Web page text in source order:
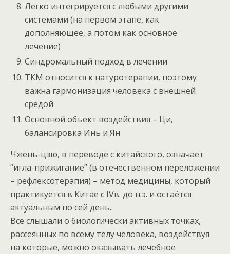
Легко интегрируется с любыми другими
системами (на первом этапе, как
дополняющее, а потом как основное
лечение)
Синдромальный подход в лечении
ТКМ относится к натуротерапии, поэтому
важна гармонизация человека с внешней
средой
Основной объект воздействия – Ци,
балансировка Инь и Ян
Чжень-цзю, в переводе с китайского, означает
“игла-прижигание” (в отечественном переложении
– рефлексотерапия) – метод медицины, который
практикуется в Китае с IVв. до н.э. и остаётся
актуальным по сей день..
Все слышали о биологически активных точках,
рассеянных по всему телу человека, воздействуя
на которые, можно оказывать лечебное